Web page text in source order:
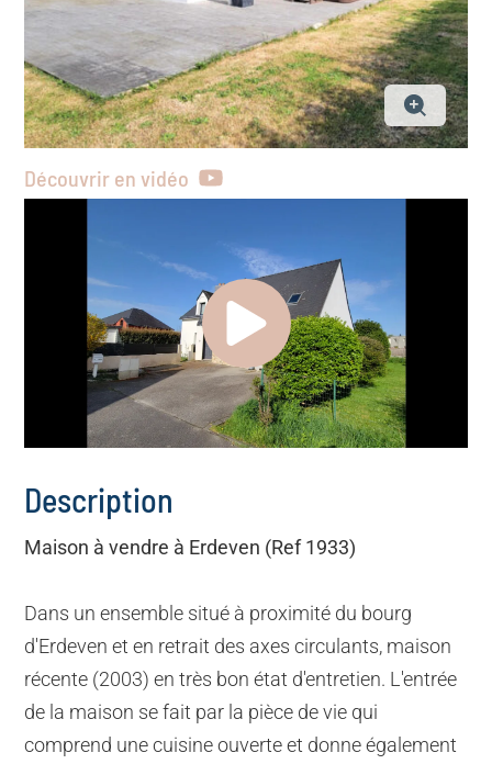
Découvrir en vidéo
Description
Maison à vendre à Erdeven (Ref 1933)
Dans un ensemble situé à proximité du bourg
d'Erdeven et en retrait des axes circulants, maison
récente (2003) en très bon état d'entretien. L'entrée
de la maison se fait par la pièce de vie qui
comprend une cuisine ouverte et donne également